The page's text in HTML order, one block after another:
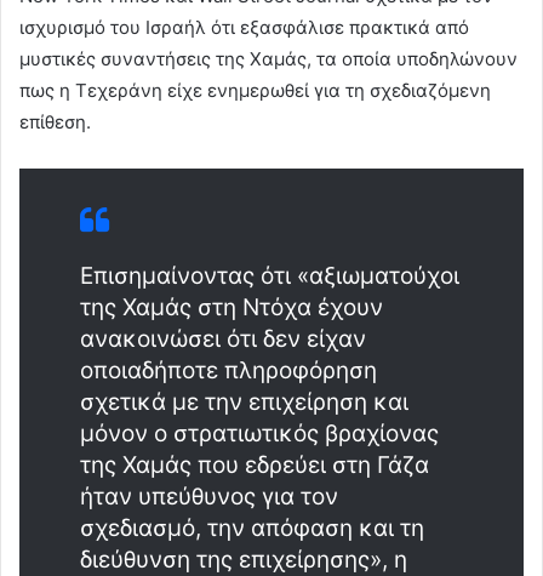
ισχυρισμό του Ισραήλ ότι εξασφάλισε πρακτικά από
μυστικές συναντήσεις της Χαμάς, τα οποία υποδηλώνουν
πως η Τεχεράνη είχε ενημερωθεί για τη σχεδιαζόμενη
επίθεση.
Επισημαίνοντας ότι «αξιωματούχοι
της Χαμάς στη Ντόχα έχουν
ανακοινώσει ότι δεν είχαν
οποιαδήποτε πληροφόρηση
σχετικά με την επιχείρηση και
μόνον ο στρατιωτικός βραχίονας
της Χαμάς που εδρεύει στη Γάζα
ήταν υπεύθυνος για τον
σχεδιασμό, την απόφαση και τη
διεύθυνση της επιχείρησης», η